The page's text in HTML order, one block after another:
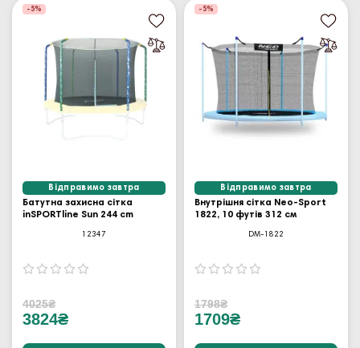
-5%
Відправимо завтра
Батутна захисна сітка
inSPORTline Sun 244 cm
12347
4025₴
3824₴
-5%
Відправимо завтра
Внутрішня сітка Neo-Sport
1822, 10 футів 312 см
DM-1822
1798₴
1709₴